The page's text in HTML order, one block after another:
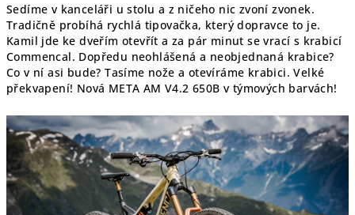
Sedíme v kanceláři u stolu a z ničeho nic zvoní zvonek.
Tradičně probíhá rychlá tipovačka, který dopravce to je.
Kamil jde ke dveřím otevřít a za pár minut se vrací s krabicí
Commencal. Dopředu neohlášená a neobjednaná krabice?
Co v ní asi bude? Tasíme nože a otevíráme krabici. Velké
překvapení! Nová META AM V4.2 650B v týmových barvách!